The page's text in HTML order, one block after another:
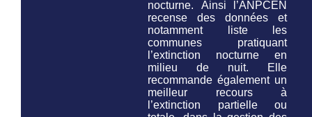
nocturne. Ainsi l’ANPCEN
recense des données et
notamment liste les
communes pratiquant
l’extinction nocturne en
milieu de nuit. Elle
recommande également un
meilleur recours à
l’extinction partielle ou